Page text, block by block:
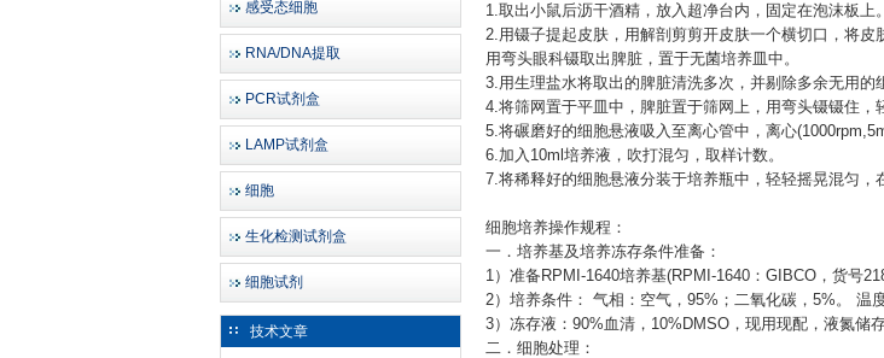
感受态细胞
RNA/DNA提取
PCR试剂盒
LAMP试剂盒
细胞
生化检测试剂盒
细胞试剂
技术文章
1.取出小鼠后沥干酒精，放入超净台内，固定在泡沫板上。
2.用镊子提起皮肤，用解剖剪剪开皮肤一个横切口，将
用弯头眼科镊取出脾脏，置于无菌培养皿中。
3.用生理盐水将取出的脾脏清洗多次，并剔除多余无用的
4.将筛网置于平皿中，脾脏置于筛网上，用弯头镊镊住，
5.将碾磨好的细胞悬液吸入至离心管中，离心
6.加入10ml培养液，吹打混匀，取样计数。
7.将稀释好的细胞悬液分装于培养瓶中，轻轻摇晃混匀，
细胞培养操作规程：
一．培养基及培养冻存条件准备：
1）准备RPMI-1640培养基(RPMI-1640：GIBCO，货号
2）培养条件： 气相：空气，95%；二氧化碳，5%。 温
3）冻存液：90%血清，10%DMSO，现用现配，液氮储存
二．细胞处理：